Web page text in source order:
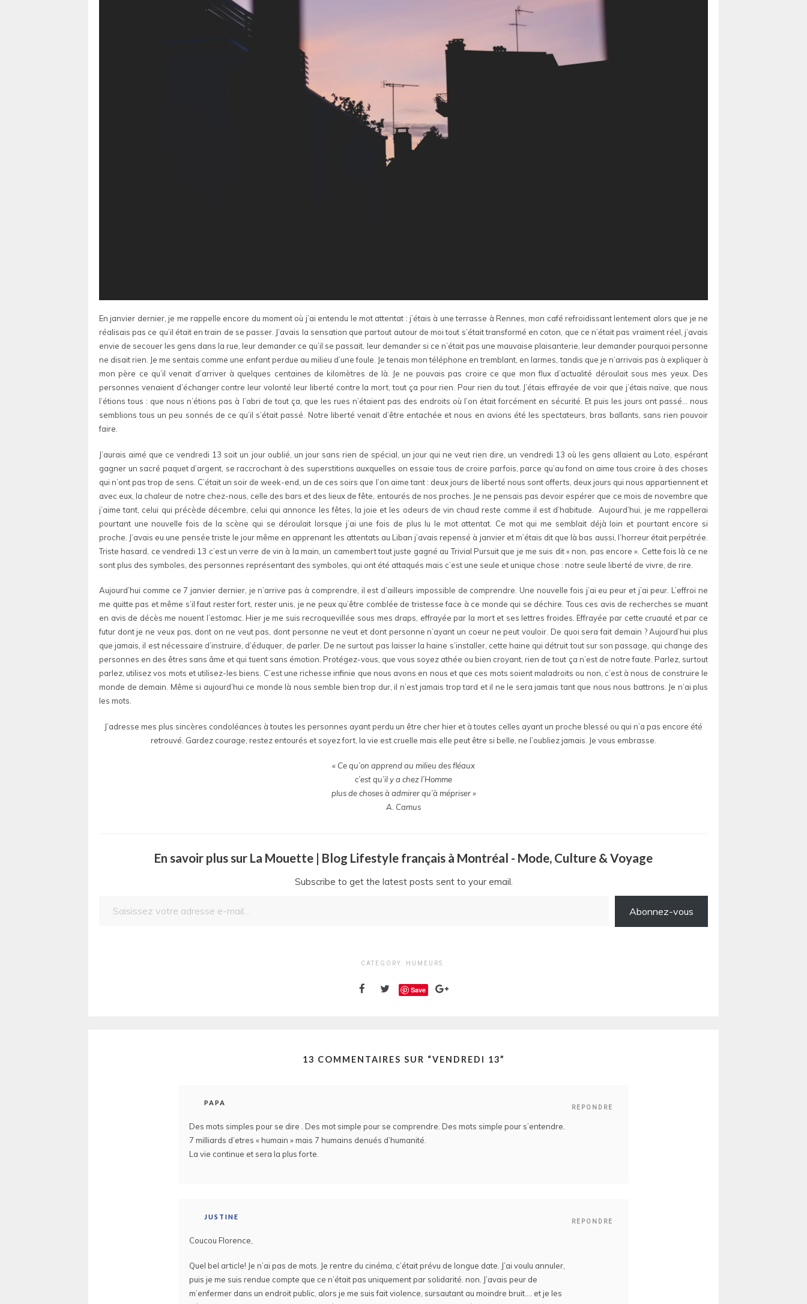
En janvier dernier, je me rappelle encore du moment où j’ai entendu le mot attentat : j’étais à une terrasse à Rennes, mon café refroidissant lentement alors que je ne
réalisais pas ce qu’il était en train de se passer. J’avais la sensation que partout autour de moi tout s’était transformé en coton, que ce n’était pas vraiment réel, j’avais
envie de secouer les gens dans la rue, leur demander ce qu’il se passait, leur demander si ce n’était pas une mauvaise plaisanterie, leur demander pourquoi personne
ne disait rien. Je me sentais comme une enfant perdue au milieu d’une foule. Je tenais mon téléphone en tremblant, en larmes, tandis que je n’arrivais pas à expliquer à
mon père ce qu’il venait d’arriver à quelques centaines de kilomètres de là. Je ne pouvais pas croire ce que mon flux d’actualité déroulait sous mes yeux. Des
personnes venaient d’échanger contre leur volonté leur liberté contre la mort, tout ça pour rien. Pour rien du tout. J’étais effrayée de voir que j’étais naïve, que nous
l’étions tous : que nous n’étions pas à l’abri de tout ça, que les rues n’étaient pas des endroits où l’on était forcément en sécurité. Et puis les jours ont passé… nous
semblions tous un peu sonnés de ce qu’il s’était passé. Notre liberté venait d’être entachée et nous en avions été les spectateurs, bras ballants, sans rien pouvoir
faire.
J’aurais aimé que ce vendredi 13 soit un jour oublié, un jour sans rien de spécial, un jour qui ne veut rien dire, un vendredi 13 où les gens allaient au Loto, espérant
gagner un sacré paquet d’argent, se raccrochant à des superstitions auxquelles on essaie tous de croire parfois, parce qu’au fond on aime tous croire à des choses
qui n’ont pas trop de sens. C’était un soir de week-end, un de ces soirs que l’on aime tant : deux jours de liberté nous sont offerts, deux jours qui nous appartiennent et
avec eux, la chaleur de notre chez-nous, celle des bars et des lieux de fête, entourés de nos proches. Je ne pensais pas devoir espérer que ce mois de novembre que
j’aime tant, celui qui précède décembre, celui qui annonce les fêtes, la joie et les odeurs de vin chaud reste comme il est d’habitude. Aujourd’hui, je me rappellerai
pourtant une nouvelle fois de la scène qui se déroulait lorsque j’ai une fois de plus lu le mot attentat. Ce mot qui me semblait déjà loin et pourtant encore si
proche. J’avais eu une pensée triste le jour même en apprenant les attentats au Liban j’avais repensé à janvier et m’étais dit que là bas aussi, l’horreur était perpétrée.
Triste hasard, ce vendredi 13 c’est un verre de vin à la main, un camembert tout juste gagné au Trivial Pursuit que je me suis dit « non, pas encore ». Cette fois là ce ne
sont plus des symboles, des personnes représentant des symboles, qui ont été attaqués mais c’est une seule et unique chose : notre seule liberté de vivre, de rire.
Aujourd’hui comme ce 7 janvier dernier, je n’arrive pas à comprendre, il est d’ailleurs impossible de comprendre. Une nouvelle fois j’ai eu peur et j’ai peur. L’effroi ne
me quitte pas et même s’il faut rester fort, rester unis, je ne peux qu’être comblée de tristesse face à ce monde qui se déchire. Tous ces avis de recherches se muant
en avis de décès me nouent l’estomac. Hier je me suis recroquevillée sous mes draps, effrayée par la mort et ses lettres froides. Effrayée par cette cruauté et par ce
futur dont je ne veux pas, dont on ne veut pas, dont personne ne veut et dont personne n’ayant un coeur ne peut vouloir. De quoi sera fait demain ? Aujourd’hui plus
que jamais, il est nécessaire d’instruire, d’éduquer, de parler. De ne surtout pas laisser la haine s’installer, cette haine qui détruit tout sur son passage, qui change des
personnes en des êtres sans âme et qui tuent sans émotion. Protégez-vous, que vous soyez athée ou bien croyant, rien de tout ça n’est de notre faute. Parlez, surtout
parlez, utilisez vos mots et utilisez-les biens. C’est une richesse infinie que nous avons en nous et que ces mots soient maladroits ou non, c’est à nous de construire le
monde de demain. Même si aujourd’hui ce monde là nous semble bien trop dur, il n’est jamais trop tard et il ne le sera jamais tant que nous nous battrons. Je n’ai plus
les mots.
J’adresse mes plus sincères condoléances à toutes les personnes ayant perdu un être cher hier et à toutes celles ayant un proche blessé ou qui n’a pas encore été
retrouvé. Gardez courage, restez entourés et soyez fort, la vie est cruelle mais elle peut être si belle, ne l’oubliez jamais. Je vous embrasse.
« Ce qu’on apprend au milieu des fléaux
c’est qu’il y a chez l’Homme
plus de choses à admirer qu’à mépriser »
A. Camus
En savoir plus sur La Mouette | Blog Lifestyle français à Montréal - Mode, Culture & Voyage
Subscribe to get the latest posts sent to your email.
Abonnez-vous
CATEGORY: HUMEURS
Save
13 COMMENTAIRES SUR “VENDREDI 13”
REPONDRE
PAPA
Des mots simples pour se dire . Des mot simple pour se comprendre. Des mots simple pour s’entendre.
7 milliards d’etres « humain » mais 7 humains denués d’humanité.
La vie continue et sera la plus forte.
REPONDRE
JUSTINE
Coucou Florence,
Quel bel article! Je n’ai pas de mots. Je rentre du cinéma, c’était prévu de longue date. J’ai voulu annuler,
puis je me suis rendue compte que ce n’était pas uniquement par solidarité. non. J’avais peur de
m’enfermer dans un endroit public, alors je me suis fait violence, sursautant au moindre bruit…. et je les